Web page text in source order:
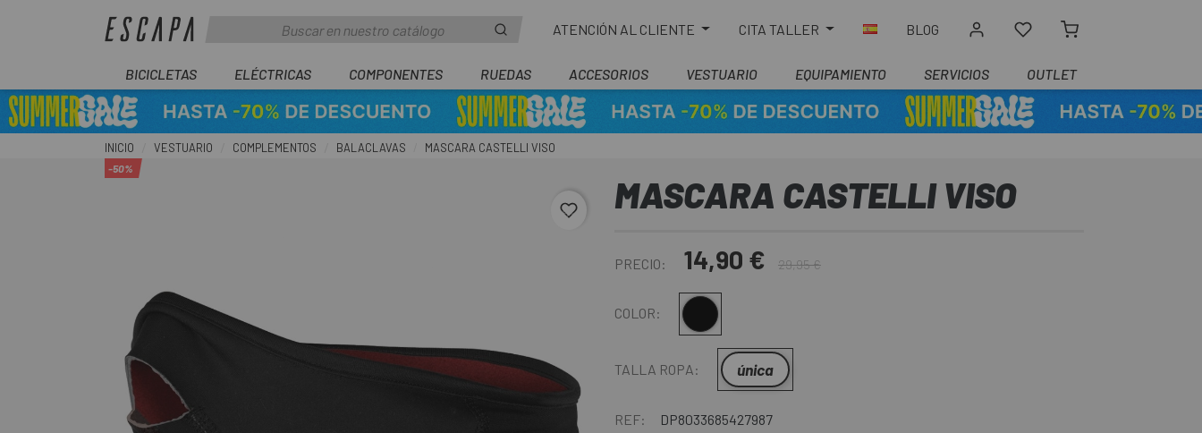
ATENCIÓN AL CLIENTE CITA TALLER BLOG
BICICLETAS ELÉCTRICAS COMPONENTES RUEDAS ACCESORIOS VESTUARIO EQUIPAMIENTO SERVICIOS OUTLET
INICIO VESTUARIO COMPLEMENTOS BALACLAVAS MASCARA CASTELLI VISO
favorite_border
-50%
MASCARA CASTELLI VISO
PRECIO: 14,90 € 29,95 €
COLOR: Negro
TALLA ROPA: única
REF: DP8033685427987